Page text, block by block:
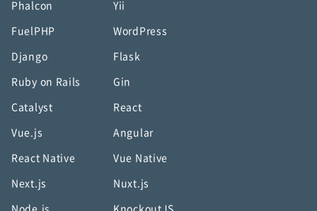
Phalcon Yii
FuelPHP WordPress
Django Flask
Ruby on Rails Gin
Catalyst React
Vue.js Angular
React Native Vue Native
Next.js Nuxt.js
Node.js KnockoutJS